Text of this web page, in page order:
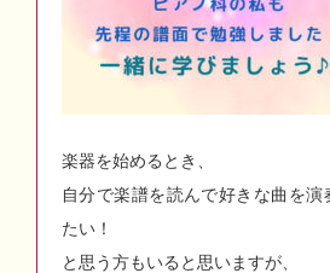
楽器を始めるとき、
自分で楽譜を読んで好きな曲を演
たい！
と思う方もいると思いますが、